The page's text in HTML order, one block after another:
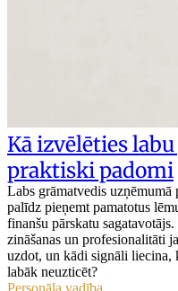
Kā izvēlēties
praktiski padomi
Labs grāmatvedis
palīdz pieņemt pamatotus
finanšu pārskatu
zināšanas un profesionalitāti
uzdot, un kādi signāli liecina,
labāk neuzticēt?